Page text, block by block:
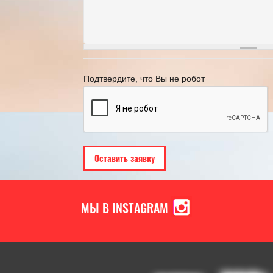
[Читать полностью]
Подтвердите, что Вы не робот
МЫ В INSTAGRAM